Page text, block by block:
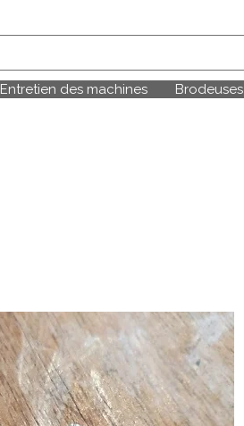
Entretien des machines Brodeuses